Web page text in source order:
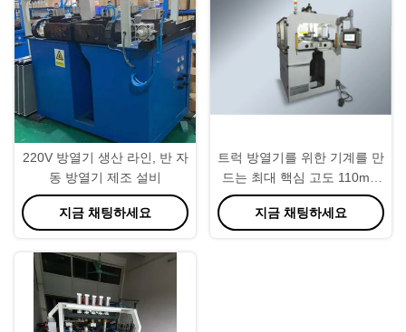
220V 방열기 생산 라인, 반 자
동 방열기 제조 설비
지금 채팅하세요
트럭 방열기를 위한 기계를 만
드는 최대 핵심 고도 110mm
공작물 방열기
지금 채팅하세요